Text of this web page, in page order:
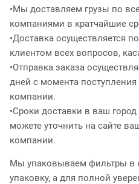
•Мы доставляем грузы по
компаниями в кратчайшие
•Доставка осуществляется
клиентом всех вопросов,
•Отправка заказа
дней с момента поступления
компании.
•Сроки доставки в ваш
можете уточнить на сайте
компании.
Мы упаковываем фильтры в
упаковку, а для полной